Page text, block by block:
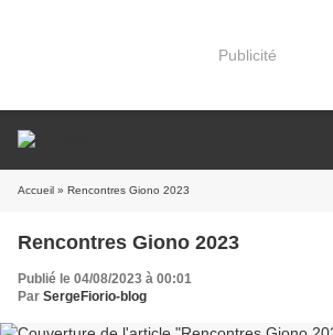
Publicité
Accueil » Rencontres Giono 2023
Rencontres Giono 2023
Publié le 04/08/2023 à 00:01
Par SergeFiorio-blog